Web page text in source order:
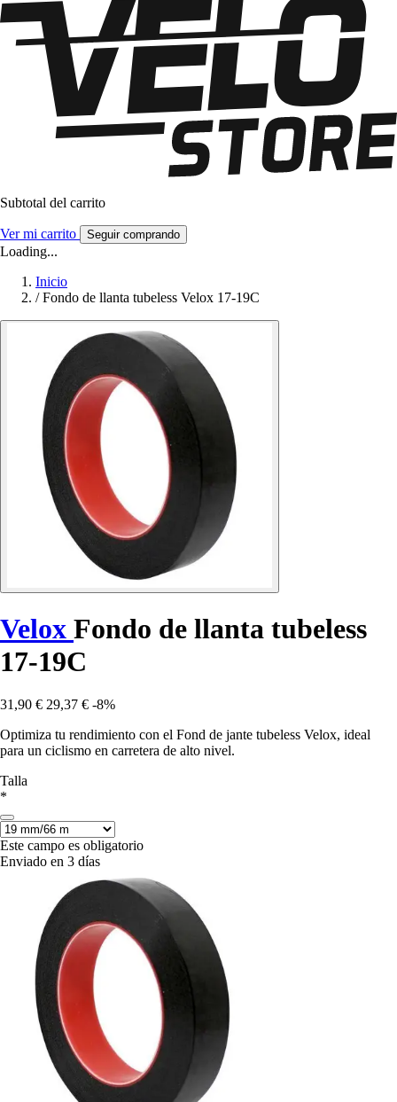
Subtotal del carrito
Ver mi carrito Seguir comprando
Loading...
Inicio
/ Fondo de llanta tubeless Velox 17-19C
Velox Fondo de llanta tubeless
17-19C
31,90 € 29,37 € -8%
Optimiza tu rendimiento con el Fond de jante tubeless Velox, ideal
para un ciclismo en carretera de alto nivel.
Talla
*
Este campo es obligatorio
Enviado en 3 días